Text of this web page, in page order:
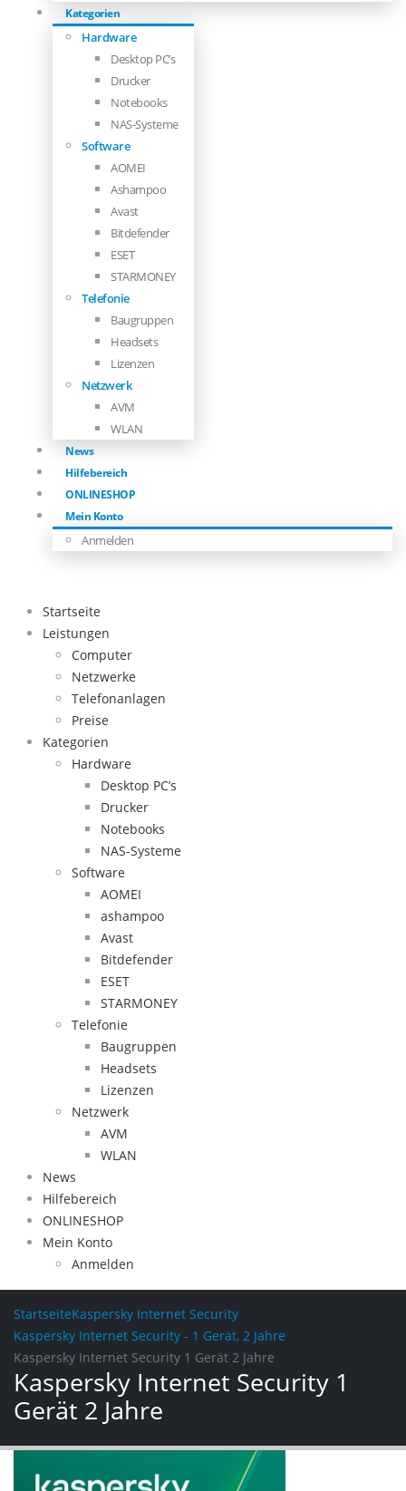
Kategorien
Hardware
Desktop PC’s
Drucker
Notebooks
NAS-Systeme
Software
AOMEI
Ashampoo
Avast
Bitdefender
ESET
STARMONEY
Telefonie
Baugruppen
Headsets
Lizenzen
Netzwerk
AVM
WLAN
News
Hilfebereich
ONLINESHOP
Mein Konto
Anmelden
Startseite
Leistungen
Computer
Netzwerke
Telefonanlagen
Preise
Kategorien
Hardware
Desktop PC’s
Drucker
Notebooks
NAS-Systeme
Software
AOMEI
ashampoo
Avast
Bitdefender
ESET
STARMONEY
Telefonie
Baugruppen
Headsets
Lizenzen
Netzwerk
AVM
WLAN
News
Hilfebereich
ONLINESHOP
Mein Konto
Anmelden
StartseiteKaspersky Internet Security
Kaspersky Internet Security - 1 Gerät, 2 Jahre
Kaspersky Internet Security 1 Gerät 2 Jahre
Kaspersky Internet Security 1
Gerät 2 Jahre